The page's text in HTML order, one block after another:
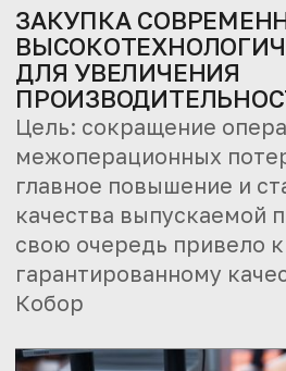
ЗАКУПКА
ДЛЯ УВЕЛИЧЕНИЯ
Цель: сокращение
межоперационных
главное повышение и
качества выпускаемой
свою очередь привело к
гарантированному
Кобор